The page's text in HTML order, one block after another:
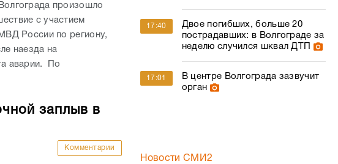
произошло
с участием
России по региону,
наезда на
аварии. По
заплыв в
Комментарии
17:40
Двое погибших, больше 20
пострадавших: в Волгограде за
неделю случился шквал ДТП
17:01
В центре Волгограда зазвучит
орган
Новости СМИ2